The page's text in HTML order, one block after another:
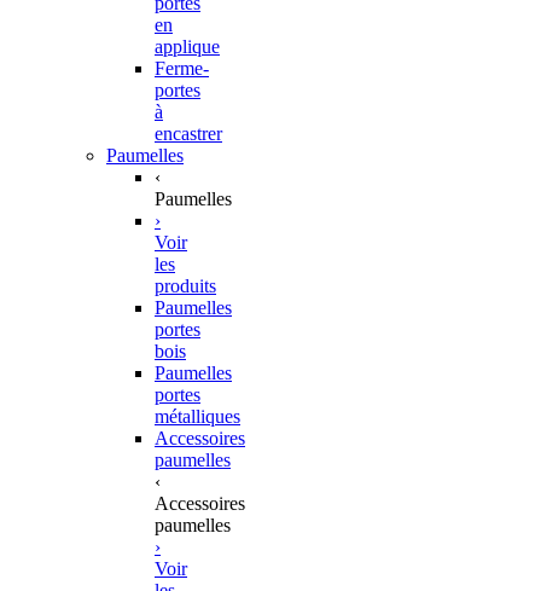
en
applique
Ferme-
portes
à
encastrer
Paumelles
‹
Paumelles
›
Voir
les
produits
Paumelles
portes
bois
Paumelles
portes
métalliques
Accessoires
paumelles
‹
Accessoires
paumelles
›
Voir